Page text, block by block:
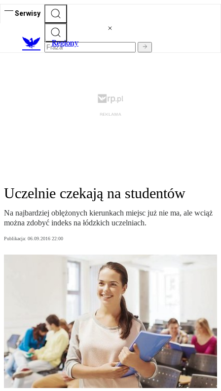
Serwisy
Regiony
Uczelnie czekają na studentów
Na najbardziej oblężonych kierunkach miejsc już nie ma, ale wciąż
można zdobyć indeks na łódzkich uczelniach.
Publikacja: 06.09.2016 22:00